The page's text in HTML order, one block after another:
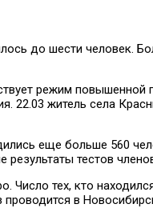
до шести человек.
режим
22.03 житель села
еще больше 560
тестов
Число тех, кто
в